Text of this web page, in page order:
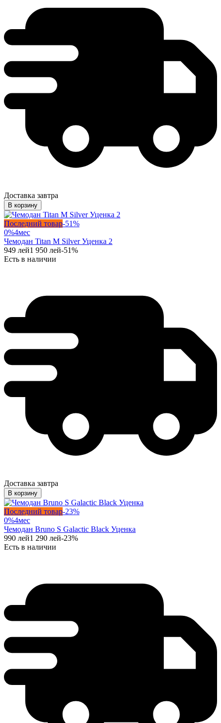
Доставка завтра
В корзину
Последний товар-51%
0%4мес
Чемодан Titan M Silver Уценка 2
949 лей1 950 лей-51%
Есть в наличии
Доставка завтра
В корзину
Последний товар-23%
0%4мес
Чемодан Bruno S Galactic Black Уценка
990 лей1 290 лей-23%
Есть в наличии